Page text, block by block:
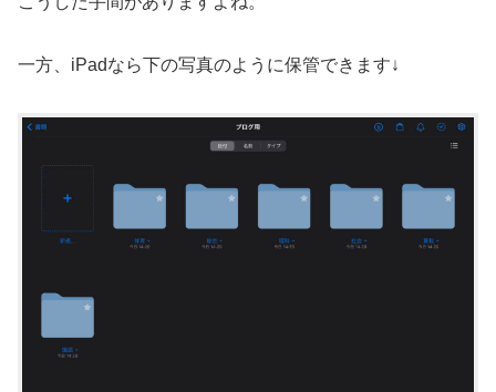
一方、iPadなら下の写真のように保管できます↓